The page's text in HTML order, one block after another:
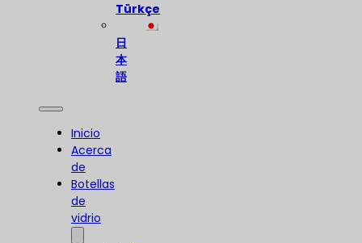
Türkçe
日
本
語
Inicio
Acerca
de
Botellas
de
vidrio